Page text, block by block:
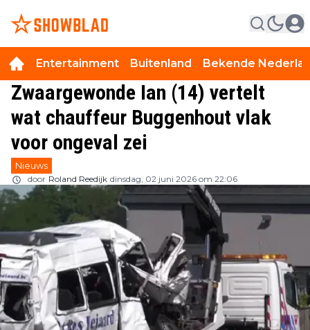
Entertainment Buitenland Bekende
Zwaargewonde Ian (14) vertelt
wat chauffeur Buggenhout vlak
voor ongeval zei
Nieuws
door Roland Reedijk dinsdag, 02 juni 2026 om 22:06